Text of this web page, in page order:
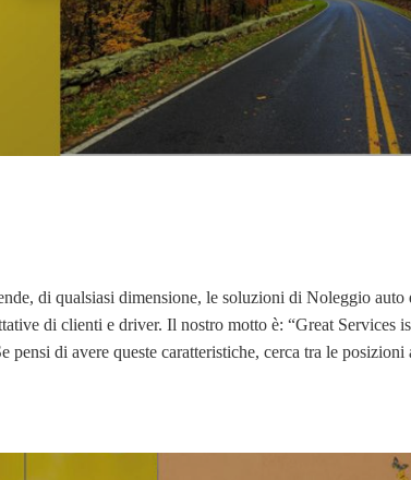
di qualsiasi dimensione, le soluzioni di Noleggio
di clienti e driver. Il nostro motto è: “Great Services
pensi di avere queste caratteristiche, cerca tra le posizioni